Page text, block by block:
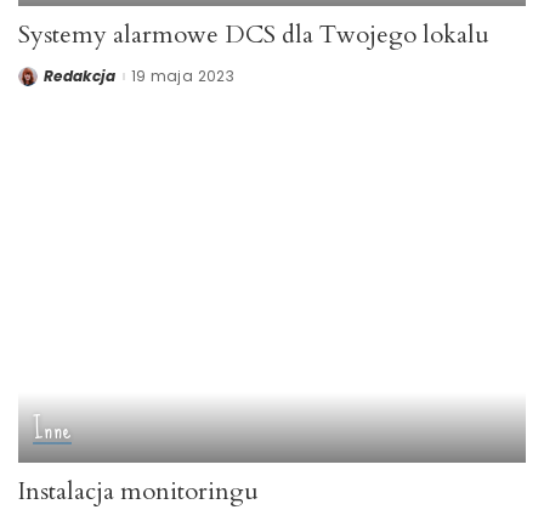
Systemy alarmowe DCS dla Twojego lokalu
PostedRedakcja 19 maja 2023
Inne
Instalacja monitoringu